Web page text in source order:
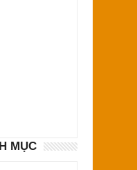
MỤC